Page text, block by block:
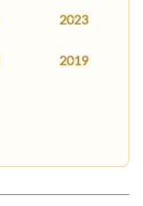
2023
2019